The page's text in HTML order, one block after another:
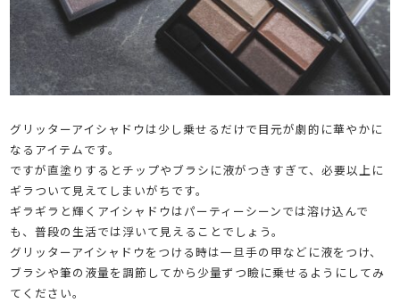
グリッターアイシャドウは少し乗せるだけで目元が劇的に華やかに
なるアイテムです。
ですが直塗りするとチップやブラシに液がつきすぎて、必要以上に
ギラついて見えてしまいがちです。
ギラギラと輝くアイシャドウはパーティーシーンでは溶け込んで
も、普段の生活では浮いて見えることでしょう。
グリッターアイシャドウをつける時は一旦手の甲などに液をつけ、
ブラシや筆の液量を調節してから少量ずつ瞼に乗せるようにしてみ
てください。